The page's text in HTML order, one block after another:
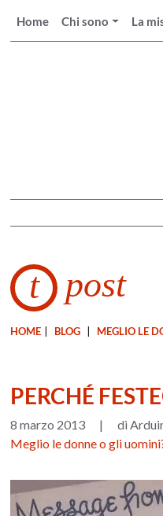
Home Chi sono La
t post
HOME BLOG MEGLIO LE
PERCHÉ
8 marzo 2013 |
di
Meglio le donne o gli